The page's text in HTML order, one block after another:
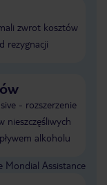
zwrot kosztów
rezygnacji
- rozszerzenie
nieszczęśliwych
alkoholu
Mondial Assistance